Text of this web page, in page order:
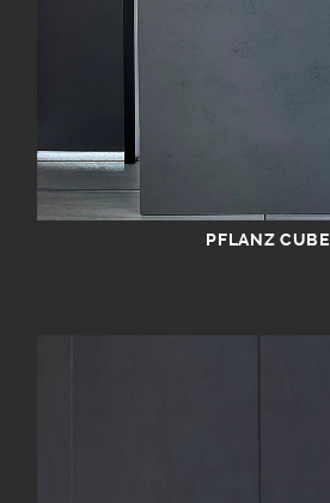
PFLANZ CUBE